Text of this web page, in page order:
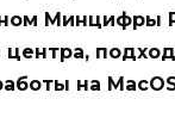
Минцифры
центра,
на